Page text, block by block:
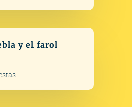
y el farol